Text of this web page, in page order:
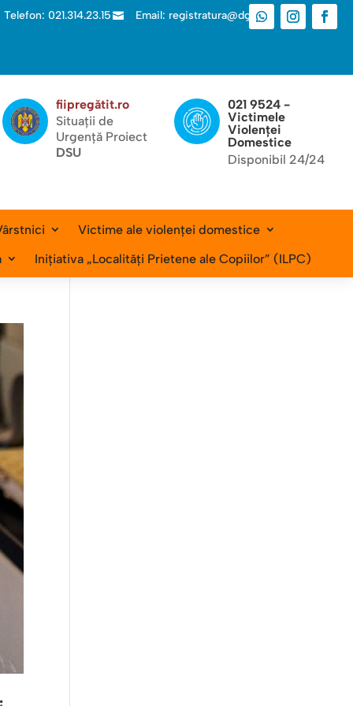
Telefon: 021.314.23.15  Email: registratura@dgas.ro
fiipregătit.ro
Situații de
Urgență Proiect
DSU
021 9524 -
Victimele
Violenței
Domestice
Disponibil 24/24
Victime ale violenței domestice
Inițiativa „Localități Prietene ale Copiilor” (ILPC)